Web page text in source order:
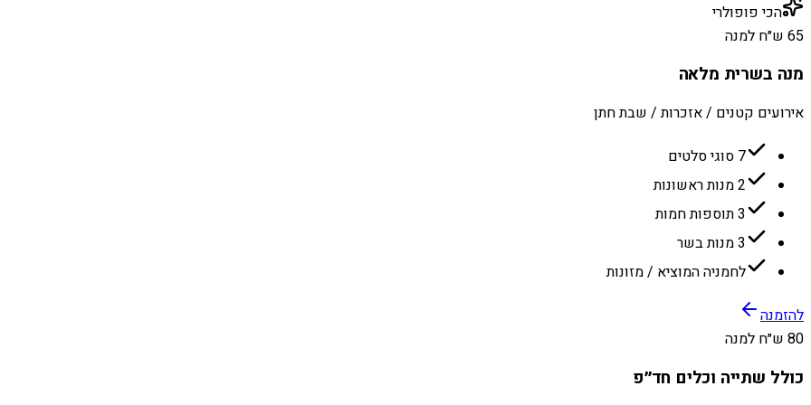
הכי פופולרי
65 ש״ח למנה
מנה בשרית מלאה
אירועים קטנים / אזכרות / שבת חתן
7 סוגי סלטים
2 מנות ראשונות
3 תוספות חמות
3 מנות בשר
לחמניה המוציא / מזונות
להזמנה
80 ש״ח למנה
כולל שתייה וכלים חד״פ